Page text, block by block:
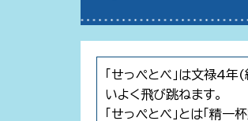
「せっぺとべ」は文禄4
いよく飛び跳ねます。
「せっぺとべ」とは「精